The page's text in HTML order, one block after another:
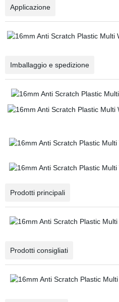
Applicazione
Imballaggio e spedizione
Prodotti principali
Prodotti consigliati